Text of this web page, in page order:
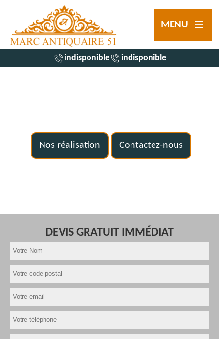
MENU
indisponible indisponible
Nos réalisation Contactez-nous
DEVIS GRATUIT IMMÉDIAT